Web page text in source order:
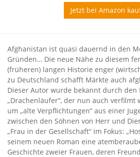
Jetzt bei Amazon
Afghanistan ist quasi dauernd in den
Gründen… Die neue Nähe zu diesem
(früheren) langen Historie enger
zu Deutschland schafft Märkte auch
Dieser Autor wurde bekannt durch den
„Drachenläufer“, der nun auch verfilmt
um „alte Verpflichtungen“ aus einer
zwischen den Söhnen von Herr und
„Frau in der Gesellschaft“ im Fokus:
seinem neuen Roman eine
Geschichte zweier Frauen, deren